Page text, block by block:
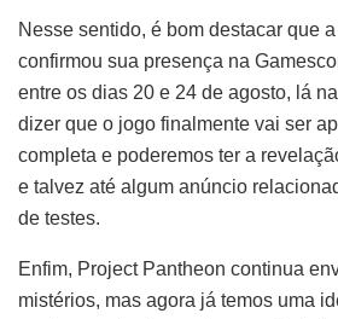
Nesse sentido, é bom destacar que
confirmou sua presença na
entre os dias 20 e 24 de agosto, lá
dizer que o jogo finalmente vai ser
completa e poderemos ter a
e talvez até algum anúncio
de testes.
Enfim, Project Pantheon continua
mistérios, mas agora já temos uma